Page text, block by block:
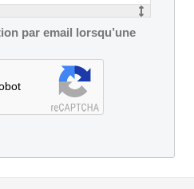
par email lorsqu’une